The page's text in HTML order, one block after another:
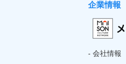
企業情報
- 会社情報